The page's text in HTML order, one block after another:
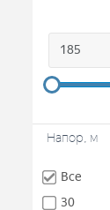
Напор, м
Все
30